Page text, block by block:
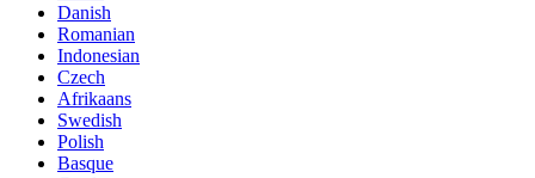
Danish
Romanian
Indonesian
Czech
Afrikaans
Swedish
Polish
Basque